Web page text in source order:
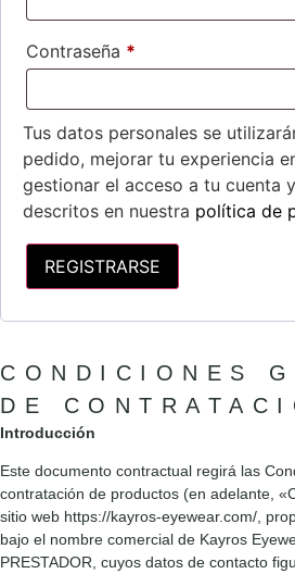
Contraseña *
Tus datos personales se
pedido, mejorar tu experiencia
gestionar el acceso a tu cuenta
descritos en nuestra política de
REGISTRARSE
CONDICIONES
DE
Introducción
Este documento contractual regirá las
contratación de productos (en adelante,
sitio web https://kayros-eyewear.com/,
bajo el nombre comercial de Kayros
PRESTADOR, cuyos datos de contacto